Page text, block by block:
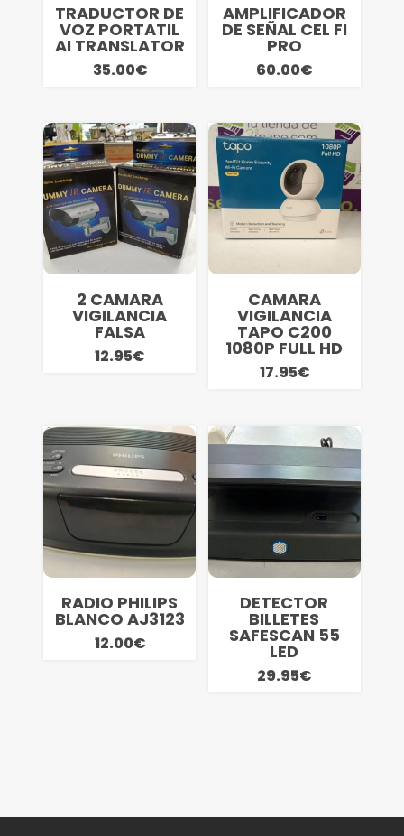
TRADUCTOR DE
VOZ PORTATIL
AI TRANSLATOR
35.00€
AMPLIFICADOR
DE SEÑAL CEL FI
PRO
60.00€
2 CAMARA
VIGILANCIA
FALSA
12.95€
CAMARA
VIGILANCIA
TAPO C200
1080P FULL HD
17.95€
RADIO PHILIPS
BLANCO AJ3123
12.00€
DETECTOR
BILLETES
SAFESCAN 55
LED
29.95€